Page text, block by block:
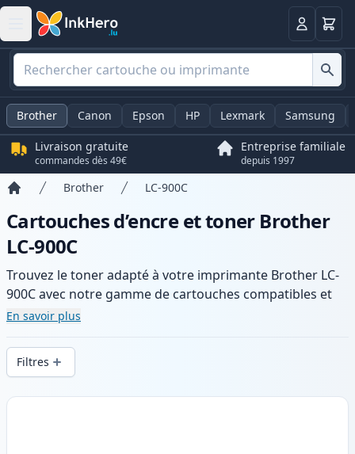
Panier
Brother Canon Epson HP Lexmark Samsung
Livraison gratuite
commandes dès 49€
Entreprise familiale
depuis 1997
Brother LC-900C
Cartouches d’encre et toner Brother
LC-900C
Trouvez le toner adapté à votre imprimante Brother LC-
900C avec notre gamme de cartouches compatibles et
haute capacité. Profitez d’une qualité d’impression
en .
En savoir plus
Filtres
Produits